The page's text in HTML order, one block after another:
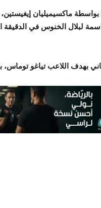
افتتح الضيوف التسجيل في الدقيقة الـ28 بواسطة
اللاعب تياغو توماس،